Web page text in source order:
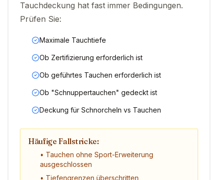
Tauchdeckung hat fast immer Bedingungen.
Prüfen Sie:
Maximale Tauchtiefe
Ob Zertifizierung erforderlich ist
Ob geführtes Tauchen erforderlich ist
Ob "Schnuppertauchen" gedeckt ist
Deckung für Schnorcheln vs Tauchen
Häufige Fallstricke:
• Tauchen ohne Sport-Erweiterung
ausgeschlossen
• Tiefengrenzen überschritten